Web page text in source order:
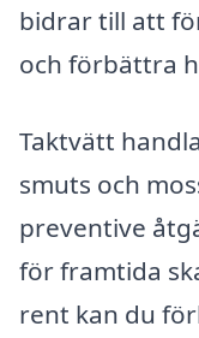
bidrar till att
och förbättra
Taktvätt
smuts och
preventive
för framtida
rent kan du